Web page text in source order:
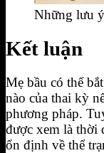
Những lưu
Kết luận
Mẹ bầu có thể
nào của thai kỳ
phương pháp.
được xem là thời
ổn định về thể